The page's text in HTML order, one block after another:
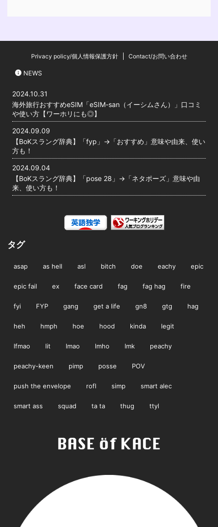
Privacy policy/個人情報保護方針 Contact/お問い合わせ
NEWS
2024.10.31
海外旅行おすすめeSIM「eSIM-san（イーシムさん）」口コミ
や使い方【ワーホリにも◎】
2024.09.09
【BoKスラング辞典】「fyp」→「おすすめ」意味や由来、使い
方も！
2024.09.04
【BoKスラング辞典】「pose 28」→「ネタポーズ」意味や由
来、使い方も！
タグ
asap as hell asl bitch doe eachy epic
epic fail ex face card fag fag hag fire
fyi FYP gang get a life gn8 gtg hag
heh hmph hoe hood kinda legit
lfmao lit lmao lmho lmk peachy
peachy-keen pimp posse POV
push the envelope rofl simp smart alec
smart ass squad ta ta thug ttyl